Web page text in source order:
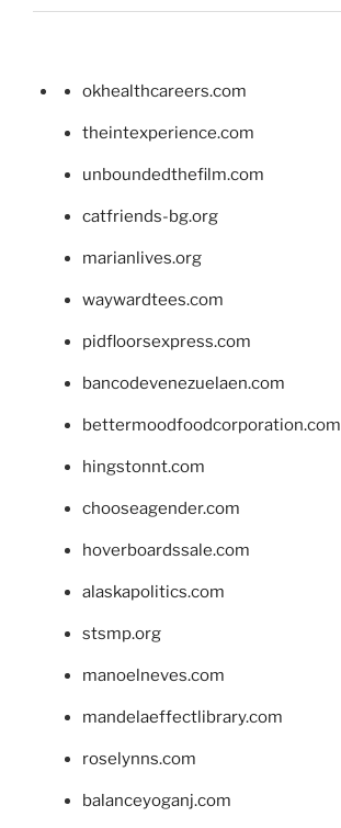
okhealthcareers.com
theintexperience.com
unboundedthefilm.com
catfriends-bg.org
marianlives.org
waywardtees.com
pidfloorsexpress.com
bancodevenezuelaen.com
bettermoodfoodcorporation.com
hingstonnt.com
chooseagender.com
hoverboardssale.com
alaskapolitics.com
stsmp.org
manoelneves.com
mandelaeffectlibrary.com
roselynns.com
balanceyoganj.com